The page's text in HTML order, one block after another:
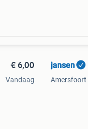
€ 6,00
Vandaag
jansen
Amersfoort